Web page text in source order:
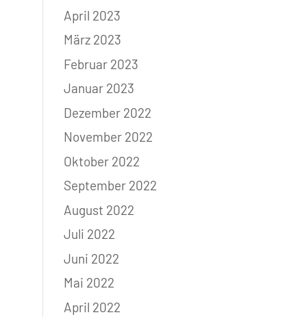
April 2023
März 2023
Februar 2023
Januar 2023
Dezember 2022
November 2022
Oktober 2022
September 2022
August 2022
Juli 2022
Juni 2022
Mai 2022
April 2022